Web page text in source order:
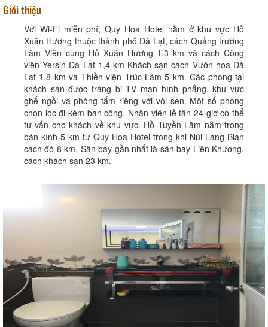
Giới thiệu
Với Wi-Fi miễn phí, Quy Hoa Hotel nằm ở khu vực Hồ
Xuân Hương thuộc thành phố Đà Lạt, cách Quảng trường
Lâm Viên cùng Hồ Xuân Hương 1,3 km và cách Công
viên Yersin Đà Lạt 1,4 km Khách sạn cách Vườn hoa Đà
Lạt 1,8 km và Thiền viện Trúc Lâm 5 km. Các phòng tại
khách sạn được trang bị TV màn hình phẳng, khu vực
ghế ngồi và phòng tắm riêng với vòi sen. Một số phòng
chọn lọc đi kèm ban công. Nhân viên lễ tân 24 giờ có thể
tư vấn cho khách về khu vực. Hồ Tuyền Lâm nằm trong
bán kính 5 km từ Quy Hoa Hotel trong khi Núi Lang Bian
cách đó 8 km. Sân bay gần nhất là sân bay Liên Khương,
cách khách sạn 23 km.